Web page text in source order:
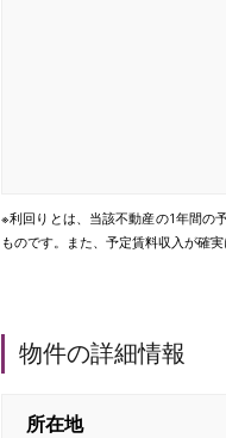
※利回りとは、当該不動産の1年間の
ものです。また、予定賃料収入が確
物件の詳細情報
所在地